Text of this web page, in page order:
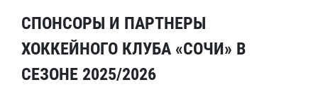
СПОНСОРЫ И ПАРТНЕРЫ
ХОККЕЙНОГО КЛУБА «СОЧИ» В
СЕЗОНЕ 2025/2026